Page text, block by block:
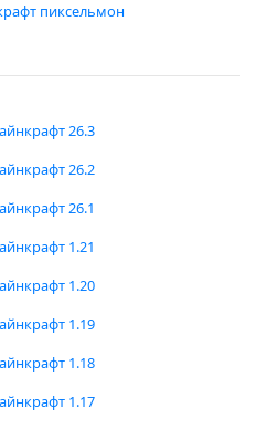
пиксельмон
26.3
26.2
26.1
1.21
1.20
1.19
1.18
1.17